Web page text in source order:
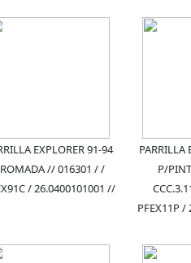
EXPLORER 91-94
// 016301 / /
/ 26.0400101001 //
PARRILLA
P/
PFEX11P